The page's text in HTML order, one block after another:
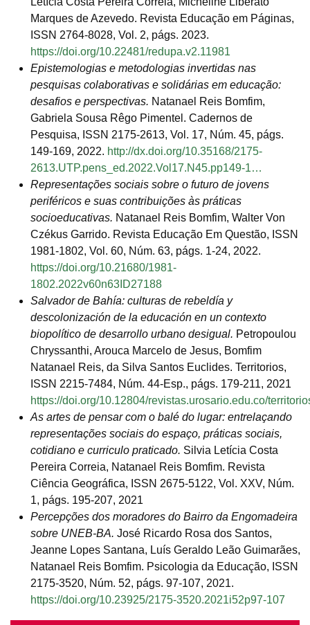
Marques de Azevedo. Revista Educação em Páginas,
ISSN 2764-8028, Vol. 2, págs. 2023.
https://doi.org/10.22481/redupa.v2.11981
Epistemologias e metodologias invertidas nas
pesquisas colaborativas e solidárias em educação:
desafios e perspectivas. Natanael Reis Bomfim,
Gabriela Sousa Rêgo Pimentel. Cadernos de
Pesquisa, ISSN 2175-2613, Vol. 17, Núm. 45, págs.
149-169, 2022. http://dx.doi.org/10.35168/2175-
2613.UTP.pens_ed.2022.Vol17.N45.pp149-1…
Representações sociais sobre o futuro de jovens
periféricos e suas contribuições às práticas
socioeducativas. Natanael Reis Bomfim, Walter Von
Czékus Garrido. Revista Educação Em Questão, ISSN
1981-1802, Vol. 60, Núm. 63, págs. 1-24, 2022.
https://doi.org/10.21680/1981-
1802.2022v60n63ID27188
Salvador de Bahía: culturas de rebeldía y
descolonización de la educación en un contexto
biopolítico de desarrollo urbano desigual. Petropoulou
Chryssanthi, Arouca Marcelo de Jesus, Bomfim
Natanael Reis, da Silva Santos Euclides. Territorios,
ISSN 2215-7484, Núm. 44-Esp., págs. 179-211, 2021
https://doi.org/10.12804/revistas.urosario.edu.co/
As artes de pensar com o balé do lugar: entrelaçando
representações sociais do espaço, práticas sociais,
cotidiano e curriculo praticado. Silvia Letícia Costa
Pereira Correia, Natanael Reis Bomfim. Revista
Ciência Geográfica, ISSN 2675-5122, Vol. XXV, Núm.
1, págs. 195-207, 2021
Percepções dos moradores do Bairro da Engomadeira
sobre UNEB-BA. José Ricardo Rosa dos Santos,
Jeanne Lopes Santana, Luís Geraldo Leão Guimarães,
Natanael Reis Bomfim. Psicologia da Educação, ISSN
2175-3520, Núm. 52, págs. 97-107, 2021.
https://doi.org/10.23925/2175-3520.2021i52p97-107